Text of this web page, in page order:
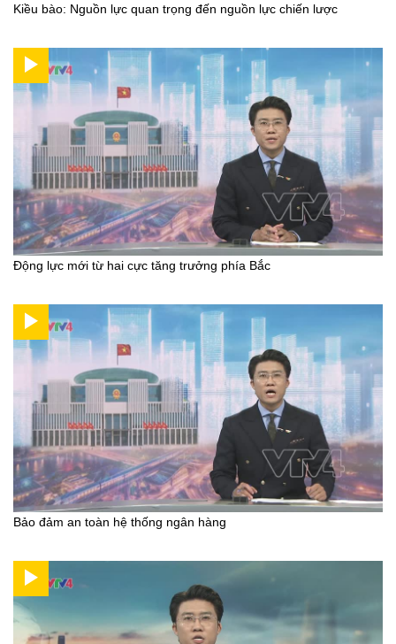
Kiều bào: Nguồn lực quan trọng đến nguồn lực chiến lược
Động lực mới từ hai cực tăng trưởng phía Bắc
Bảo đảm an toàn hệ thống ngân hàng